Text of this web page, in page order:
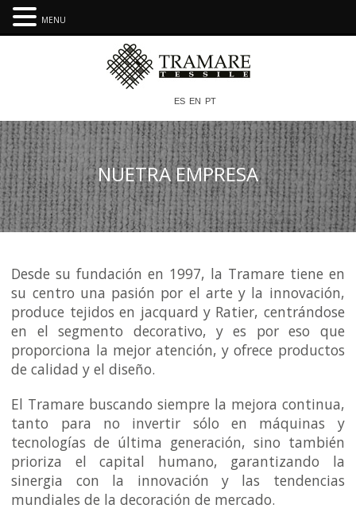
ES EN PT
NUETRA EMPRESA
Desde su fundación en 1997, la Tramare tiene en
su centro una pasión por el arte y la innovación,
produce tejidos en jacquard y Ratier, centrándose
en el segmento decorativo, y es por eso que
proporciona la mejor atención, y ofrece productos
de calidad y el diseño.
El Tramare buscando siempre la mejora continua,
tanto para no invertir sólo en máquinas y
tecnologías de última generación, sino también
prioriza el capital humano, garantizando la
sinergia con la innovación y las tendencias
mundiales de la decoración de mercado.
MENU